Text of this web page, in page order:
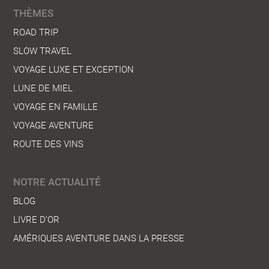
Découvrez la région de Rio de Janeiro, la Côte verte et le
Minas Gerais avec la fameuse route de l’Or !
THÈMES
ROAD TRIP
SLOW TRAVEL
VOYAGE LUXE ET EXCEPTION
LUNE DE MIEL
VOYAGE EN FAMILLE
VOYAGE AVENTURE
ROUTE DES VINS
NOTRE ACTUALITÉ
BLOG
LIVRE D’OR
AMÉRIQUES AVENTURE DANS LA PRESSE